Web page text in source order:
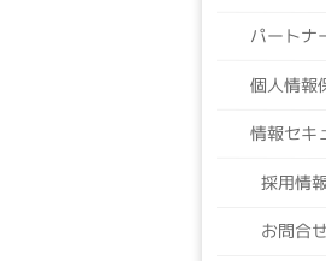
パートナ
個人情報
情報セキ
採用情
お問合せ